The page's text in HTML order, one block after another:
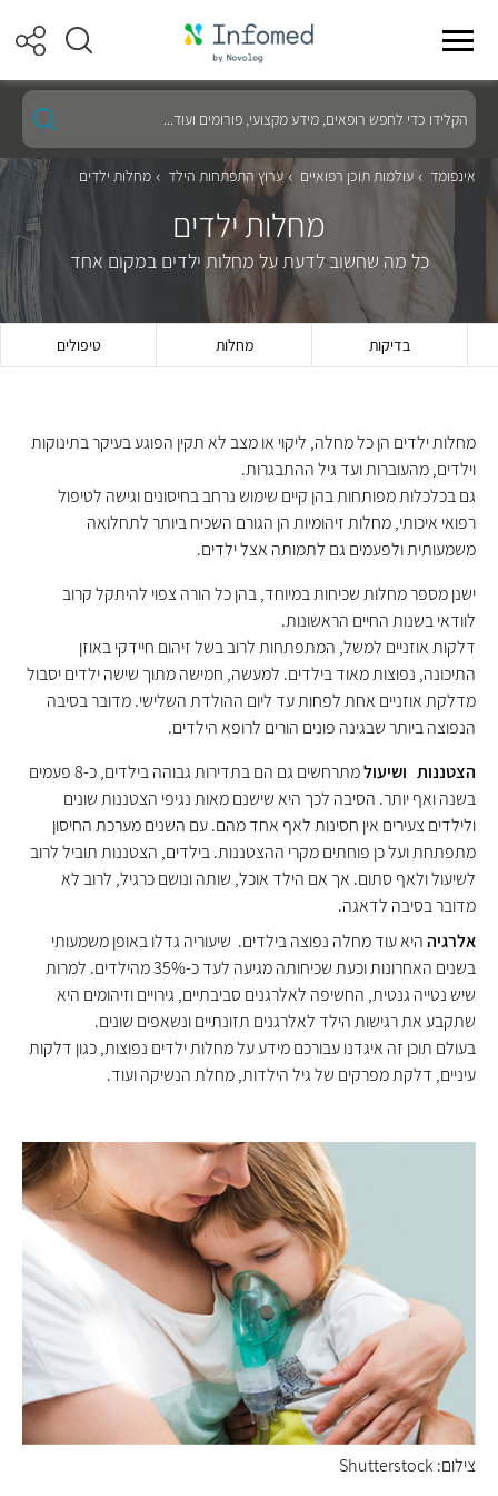
הקלידו
כדי
לחפש
רופאים,
מידע
פורומים
ועוד...
אינפומד עולמות תוכן רפואיים ערוץ התפתחות הילד מחלות ילדים
מחלות ילדים
כל מה שחשוב לדעת על מחלות ילדים במקום אחד
בדיקות מחלות טיפולים
מחלות ילדים הן כל מחלה, ליקוי או מצב לא תקין הפוגע בעיקר בתינוקות
וילדים, מהעוברות ועד גיל ההתבגרות.
גם בכלכלות מפותחות בהן קיים שימוש נרחב בחיסונים וגישה לטיפול
רפואי איכותי, מחלות זיהומיות הן הגורם השכיח ביותר לתחלואה
משמעותית ולפעמים גם לתמותה אצל ילדים.
ישנן מספר מחלות שכיחות במיוחד, בהן כל הורה צפוי להיתקל קרוב
לוודאי בשנות החיים הראשונות.
דלקות אוזניים למשל, המתפתחות לרוב בשל זיהום חיידקי באוזן
התיכונה, נפוצות מאוד בילדים. למעשה, חמישה מתוך שישה ילדים יסבול
מדלקת אוזניים אחת לפחות עד ליום ההולדת השלישי. מדובר בסיבה
הנפוצה ביותר שבגינה פונים הורים לרופא הילדים.
הצטננות ושיעול
מתרחשים גם הם בתדירות גבוהה בילדים, כ-8 פעמים
בשנה ואף יותר. הסיבה לכך היא שישנם מאות נגיפי הצטננות שונים
ולילדים צעירים אין חסינות לאף אחד מהם. עם השנים מערכת החיסון
מתפתחת ועל כן פוחתים מקרי ההצטננות. בילדים, הצטננות תוביל לרוב
לשיעול ולאף סתום. אך אם הילד אוכל, שותה ונושם כרגיל, לרוב לא
מדובר בסיבה לדאגה.
אלרגיההיא עוד מחלה נפוצה בילדים. שיעוריה גדלו באופן משמעותי
בשנים האחרונות וכעת שכיחותה מגיעה לעד כ-35% מהילדים. למרות
שיש נטייה גנטית, החשיפה לאלרגנים סביבתיים, גירויים וזיהומים היא
שתקבע את רגישות הילד לאלרגנים תזונתיים ונשאפים שונים.
בעולם תוכן זה איגדנו עבורכם מידע על מחלות ילדים נפוצות, כגון דלקות
עיניים, דלקת מפרקים של גיל הילדות, מחלת הנשיקה ועוד.
צילום: Shutterstock